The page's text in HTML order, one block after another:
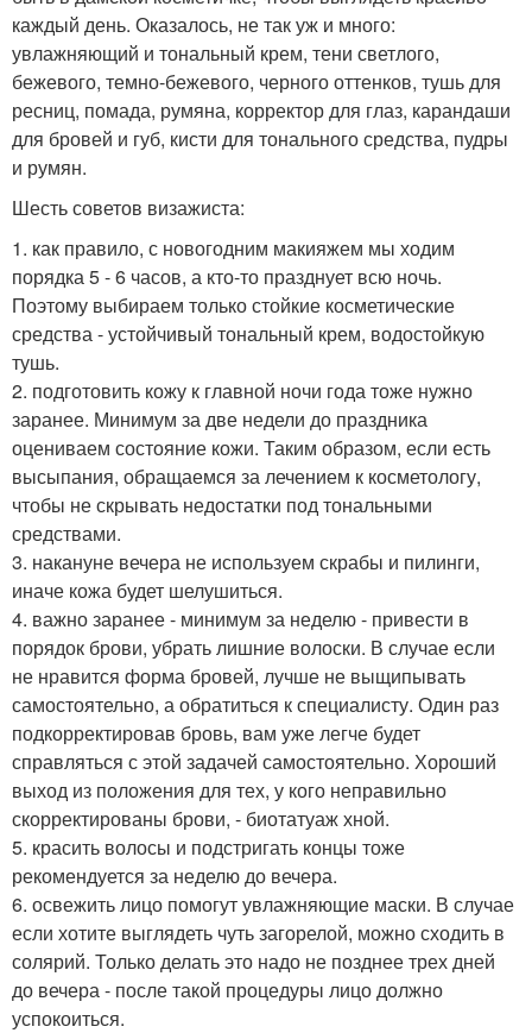
каждый день. Оказалось, не так уж и много:
увлажняющий и тональный крем, тени светлого,
бежевого, темно-бежевого, черного оттенков, тушь для
ресниц, помада, румяна, корректор для глаз, карандаши
для бровей и губ, кисти для тонального средства, пудры
и румян.
Шесть советов визажиста:
1. как правило, с новогодним макияжем мы ходим
порядка 5 - 6 часов, а кто-то празднует всю ночь.
Поэтому выбираем только стойкие косметические
средства - устойчивый тональный крем, водостойкую
тушь.
2. подготовить кожу к главной ночи года тоже нужно
заранее. Минимум за две недели до праздника
оцениваем состояние кожи. Таким образом, если есть
высыпания, обращаемся за лечением к косметологу,
чтобы не скрывать недостатки под тональными
средствами.
3. накануне вечера не используем скрабы и пилинги,
иначе кожа будет шелушиться.
4. важно заранее - минимум за неделю - привести в
порядок брови, убрать лишние волоски. В случае если
не нравится форма бровей, лучше не выщипывать
самостоятельно, а обратиться к специалисту. Один раз
подкорректировав бровь, вам уже легче будет
справляться с этой задачей самостоятельно. Хороший
выход из положения для тех, у кого неправильно
скорректированы брови, - биотатуаж хной.
5. красить волосы и подстригать концы тоже
рекомендуется за неделю до вечера.
6. освежить лицо помогут увлажняющие маски. В случае
если хотите выглядеть чуть загорелой, можно сходить в
солярий. Только делать это надо не позднее трех дней
до вечера - после такой процедуры лицо должно
успокоиться.